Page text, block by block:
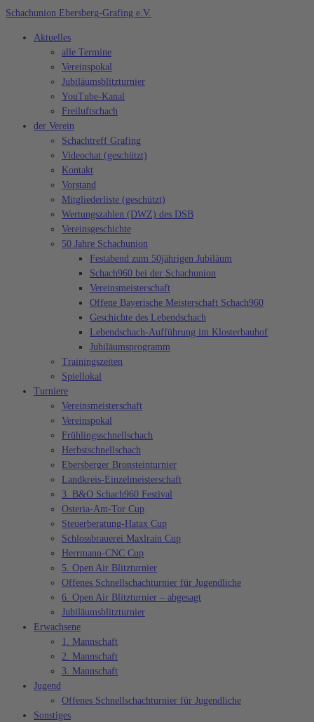
Zum
springen
Schachunion Ebersberg-Grafing e.V.
Aktuelles
alle Termine
Vereinspokal
Jubiläumsblitzturnier
YouTube-Kanal
Freiluftschach
der Verein
Schachtreff Grafing
Videochat (geschützt)
Kontakt
Vorstand
Mitgliederliste (geschützt)
Wertungszahlen (DWZ) des DSB
Vereinsgeschichte
50 Jahre Schachunion
Festabend zum 50jährigen Jubiläum
Schach960 bei der Schachunion
Vereinsmeisterschaft
Offene Bayerische Meisterschaft Schach960
Geschichte des Lebendschach
Lebendschach-Aufführung im Klosterbauhof
Jubiläumsprogramm
Trainingszeiten
Spiellokal
Turniere
Vereinsmeisterschaft
Vereinspokal
Frühlingsschnellschach
Herbstschnellschach
Ebersberger Bronsteinturnier
Landkreis-Einzelmeisterschaft
3. B&O Schach960 Festival
Osteria-Am-Tor Cup
Steuerberatung-Hatax Cup
Schlossbrauerei Maxlrain Cup
Herrmann-CNC Cup
5. Open Air Blitzturnier
Offenes Schnellschachturnier für Jugendliche
6. Open Air Blitzturnier – abgesagt
Jubiläumsblitzturnier
Erwachsene
1. Mannschaft
2. Mannschaft
3. Mannschaft
Jugend
Offenes Schnellschachturnier für Jugendliche
Sonstiges